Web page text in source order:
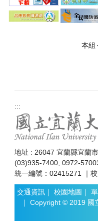
本組
:::
地址 : 26047 宜蘭縣宜蘭
(03)935-7400, 0972-
統一編號：02415271 ｜
交通資訊 ｜ 校園地圖 ｜
｜ Copyright © 2019